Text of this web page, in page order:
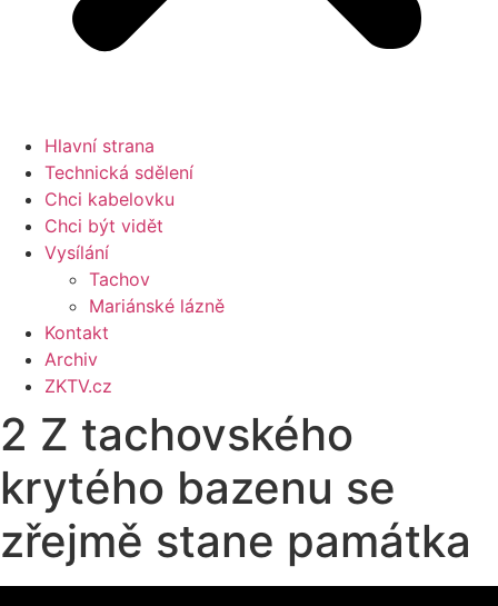
Hlavní strana
Technická sdělení
Chci kabelovku
Chci být vidět
Vysílání
Tachov
Mariánské lázně
Kontakt
Archiv
ZKTV.cz
2 Z tachovského
krytého bazenu se
zřejmě stane památka